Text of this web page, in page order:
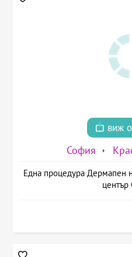
виж
София
Една процедура Дермапен